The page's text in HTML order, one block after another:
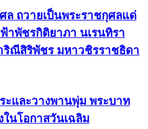
ถวายเป็นพระราชกุศลแด่
ฟ้าพัชรกิติยาภา นเรนทิรา
ริณีสิริพัชร มหาวชิรราชธิดา
ะและวางพานพุ่ม พระบาท
ในโอกาสวันเฉลิม